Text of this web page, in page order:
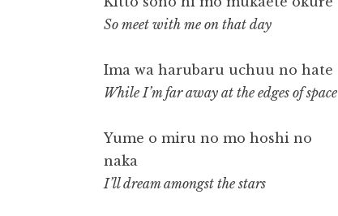
So meet with me on that day
Ima wa harubaru uchuu no hate
While I’m far away at the edges of space
Yume o miru no mo hoshi no
naka
I’ll dream amongst the stars